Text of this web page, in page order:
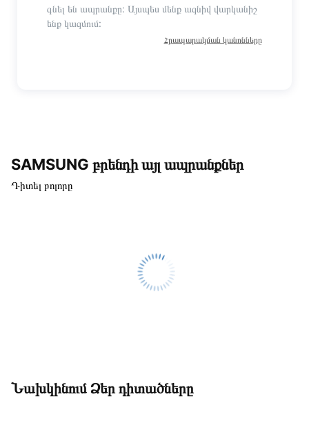
գնել են ապրանքը: Այսպես մենք ազնիվ վարկանիշ
ենք կազմում:
Հրապարակման կանոնները
SAMSUNG բրենդի այլ ապրանքներ
Դիտել բոլորը
Նախկինում Ձեր դիտածները